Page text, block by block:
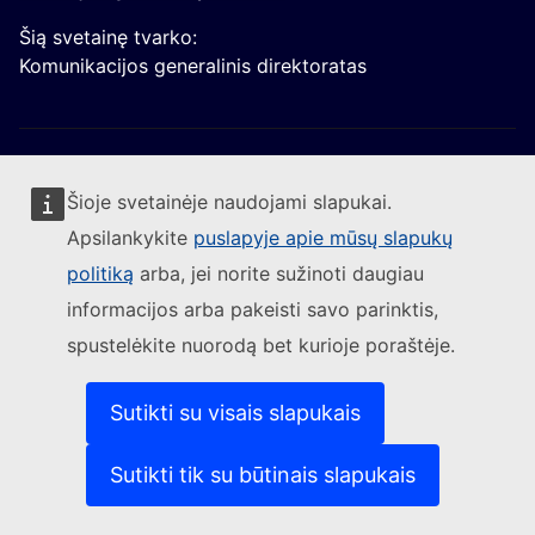
Šioje svetainėje naudojami slapukai.
Apsilankykite puslapyje apie mūsų slapukų
politiką arba, jei norite sužinoti daugiau
informacijos arba pakeisti savo parinktis,
spustelėkite nuorodą bet kurioje poraštėje.
Sutikti su visais slapukais
Sutikti tik su būtinais slapukais
Šią svetainę tvarko:
Komunikacijos generalinis direktoratas
Sekite Europos Komisijos naujienas
Susisiekite su mumis(Išorės nuoroda)
Pranešti apie IT pažeidžiamumą(Išorės nuoroda)
Kalbos mūsų interneto svetainėse(Išorės nuoroda)
(Išorės nuoroda)
Privatumo politika
Teisinis pranešimas(Išorės nuoroda)